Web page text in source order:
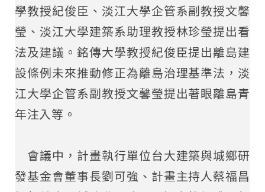
學教授紀俊臣、淡江大學企管系副教授文馨
瑩、淡江大學建築系助理教授林珍瑩提出看
法及建議。銘傳大學教授紀俊臣提出離島建
設條例未來推動修正為離島治理基準法，淡
江大學企管系副教授文馨瑩提出著眼離島青
年注入等。
會議中，計畫執行單位台大建築與城鄉研
發基金會董事長劉可強、計畫主持人蔡福昌